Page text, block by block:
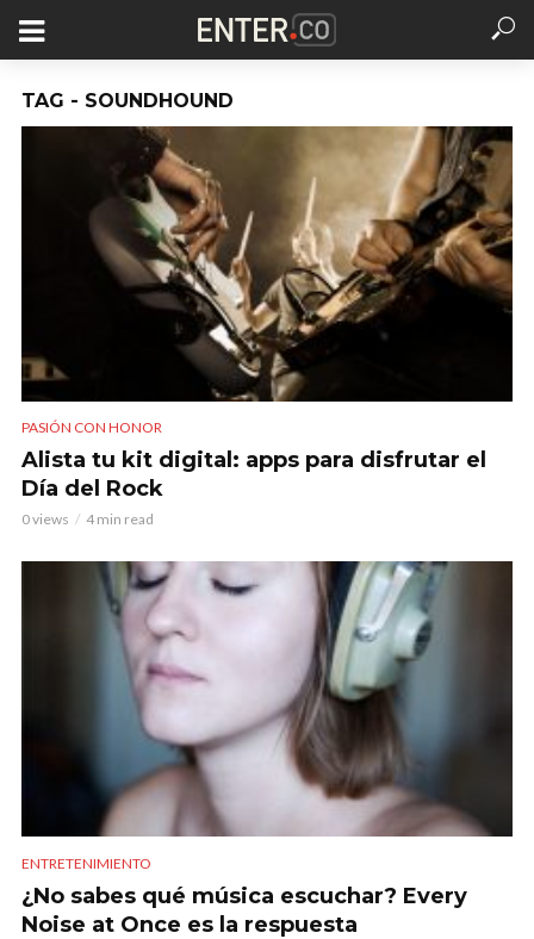
TAG - SOUNDHOUND
PASIÓN CON HONOR
Alista tu kit digital: apps para disfrutar el
Día del Rock
0 views 4 min read
ENTRETENIMIENTO
¿No sabes qué música escuchar? Every
Noise at Once es la respuesta